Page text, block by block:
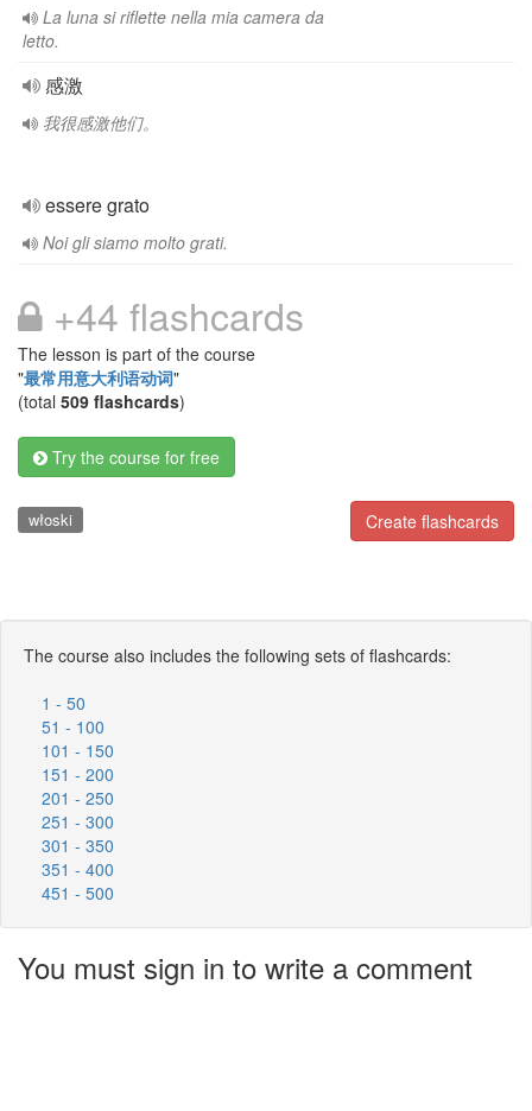
La luna si riflette nella mia camera da
letto.
感激
我很感激他们。
essere grato
Noi gli siamo molto grati.
+44 flashcards
The lesson is part of the course
"最常用意大利语动词"
(total 509 flashcards)
Try the course for free
Create flashcards
włoski
The course also includes the following sets of flashcards:
1 - 50
51 - 100
101 - 150
151 - 200
201 - 250
251 - 300
301 - 350
351 - 400
451 - 500
You must sign in to write a comment